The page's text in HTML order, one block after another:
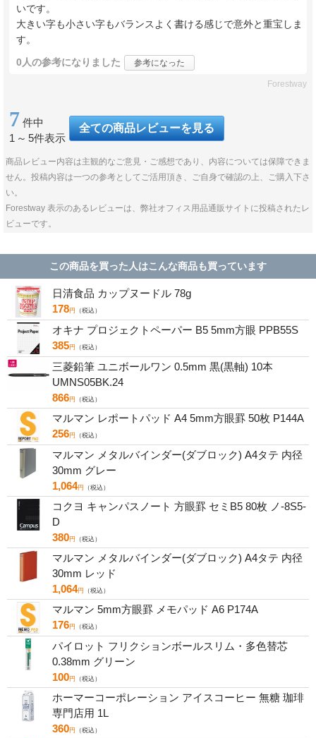
いです。
大きい字も小さい字もバランスよく書ける感じで意外と重宝しま
す。
0人の参考になりました 参考になった
Forestway
7 件中
1 ～ 5件表示
全ての商品レビューを見る
商品レビュー内容は主観的なご意見・ご感想であり、内容については保障できま
せん。投稿内容は一つの参考としてご活用頂き、ご自身で確認の上、ご購入下さ
い。
Forestway 表示のあるレビューは、弊社オフィス用品通販サイトに投稿されたレ
ビューです。
この商品を買った人はこんな商品も買っています
日清食品 カップヌードル 78g
178円 （税込）
オキナ プロジェクトペーパー B5 5mm方眼 PPB55S
385円 （税込）
三菱鉛筆 ユニボールワン 0.5mm 黒(黒軸) 10本
UMNS05BK.24
866円 （税込）
マルマン レポートパッド A4 5mm方眼罫 50枚 P144A
256円 （税込）
マルマン メタルバインダー(ダブロック) A4タテ 内径
30mm グレー
1,064円 （税込）
コクヨ キャンパスノート 方眼罫 セミB5 80枚 ノ-8S5-
D
380円 （税込）
マルマン メタルバインダー(ダブロック) A4タテ 内径
30mm レッド
1,064円 （税込）
マルマン 5mm方眼罫 メモパッド A6 P174A
176円 （税込）
パイロット フリクションボールスリム・多色替芯
0.38mm グリーン
100円 （税込）
ホーマーコーポレーション アイスコーヒー 無糖 珈琲
専門店用 1L
360円 （税込）